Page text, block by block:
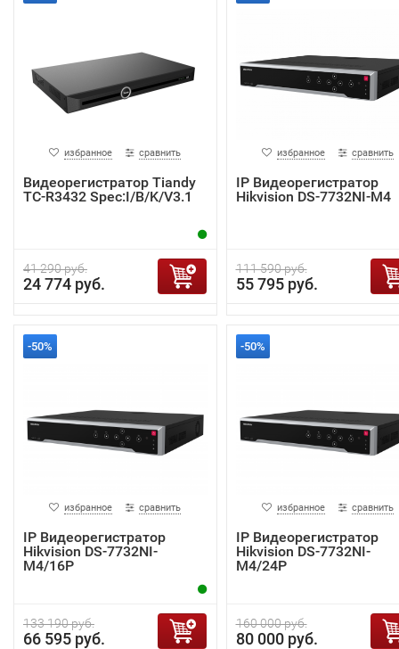
избранное сравнить
Видеорегистратор Tiandy
TC-R3432 Spec:I/B/K/V3.1
41 290 руб.
24 774 руб.
избранное сравнить
IP Видеорегистратор
Hikvision DS-7732NI-M4
111 590 руб.
55 795 руб.
-50%
избранное сравнить
IP Видеорегистратор
Hikvision DS-7732NI-
M4/16P
133 190 руб.
66 595 руб.
-50%
избранное сравнить
IP Видеорегистратор
Hikvision DS-7732NI-
M4/24P
160 000 руб.
80 000 руб.